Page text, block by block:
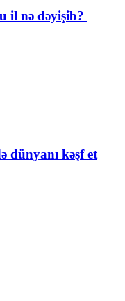
il nə dəyişib?
dünyanı kəşf et